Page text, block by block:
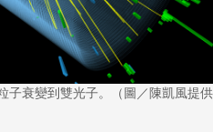
子衰變到雙光子。（圖／陳凱風提